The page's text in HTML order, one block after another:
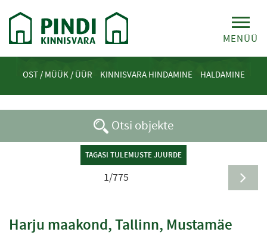
MENÜÜ
OST / MÜÜK / ÜÜR KINNISVARA HINDAMINE HALDAMINE
Otsi objekte
TAGASI TULEMUSTE JUURDE
1/775
Harju maakond, Tallinn, Mustamäe